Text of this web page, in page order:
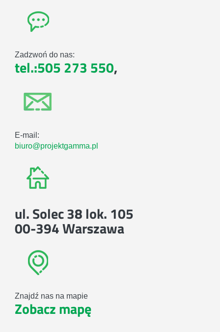
Zadzwoń do nas:
tel.:505 273 550,
E-mail:
biuro@projektgamma.pl
ul. Solec 38 lok. 105
00-394 Warszawa
Znajdź nas na mapie
Zobacz mapę